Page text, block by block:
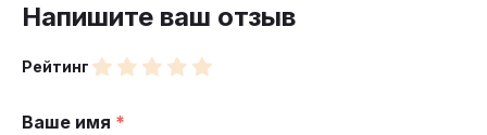
Напишите ваш отзыв
Рейтинг
Ваше имя *